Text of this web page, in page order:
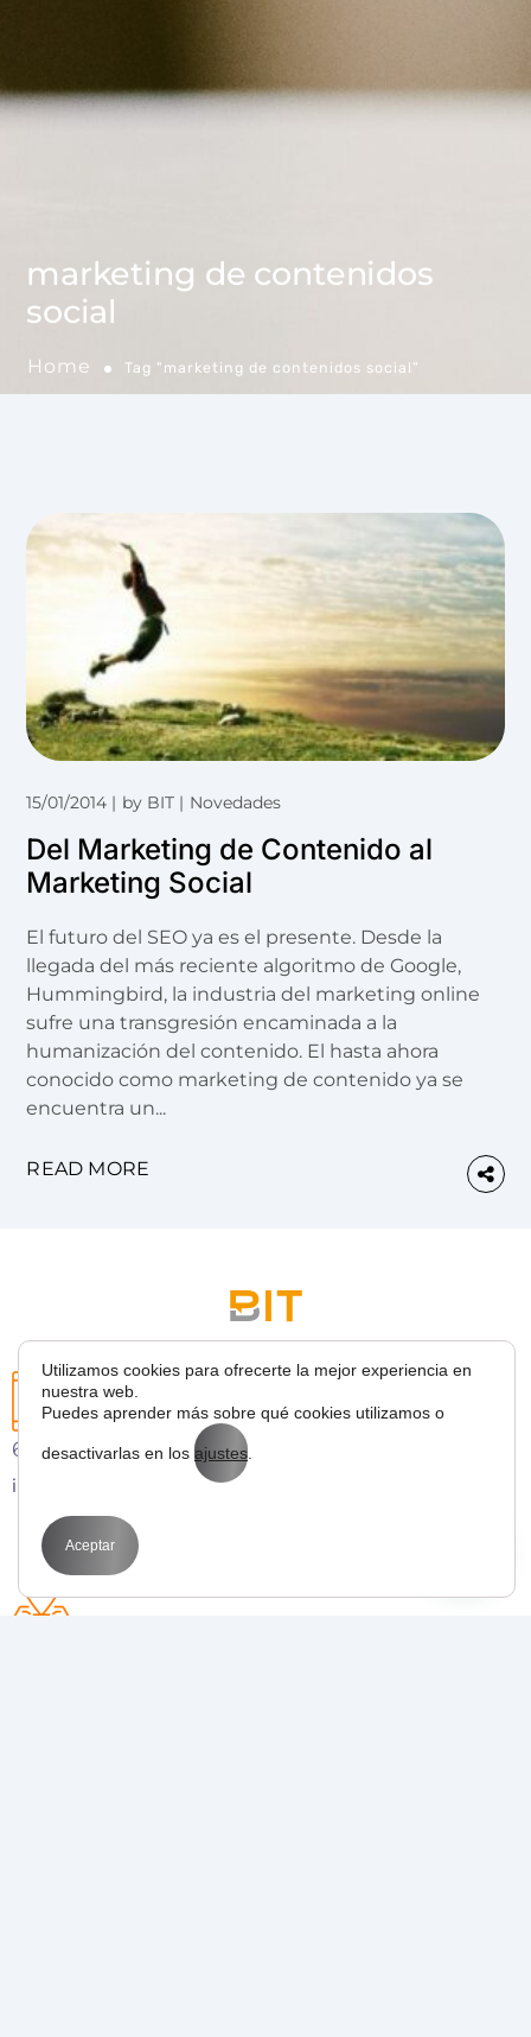
marketing de contenidos
social
Home Tag "marketing de contenidos social"
15/01/2014 by BIT Novedades
Del Marketing de Contenido al
Marketing Social
El futuro del SEO ya es el presente. Desde la
llegada del más reciente algoritmo de Google,
Hummingbird, la industria del marketing online
sufre una transgresión encaminada a la
humanización del contenido. El hasta ahora
conocido como marketing de contenido ya se
encuentra un...
READ MORE
627 43 53 36
info@bitmarketing.es
Utilizamos cookies para ofrecerte la mejor experiencia en
nuestra web.
Puedes aprender más sobre qué cookies utilizamos o
desactivarlas en los ajustes
Aceptar